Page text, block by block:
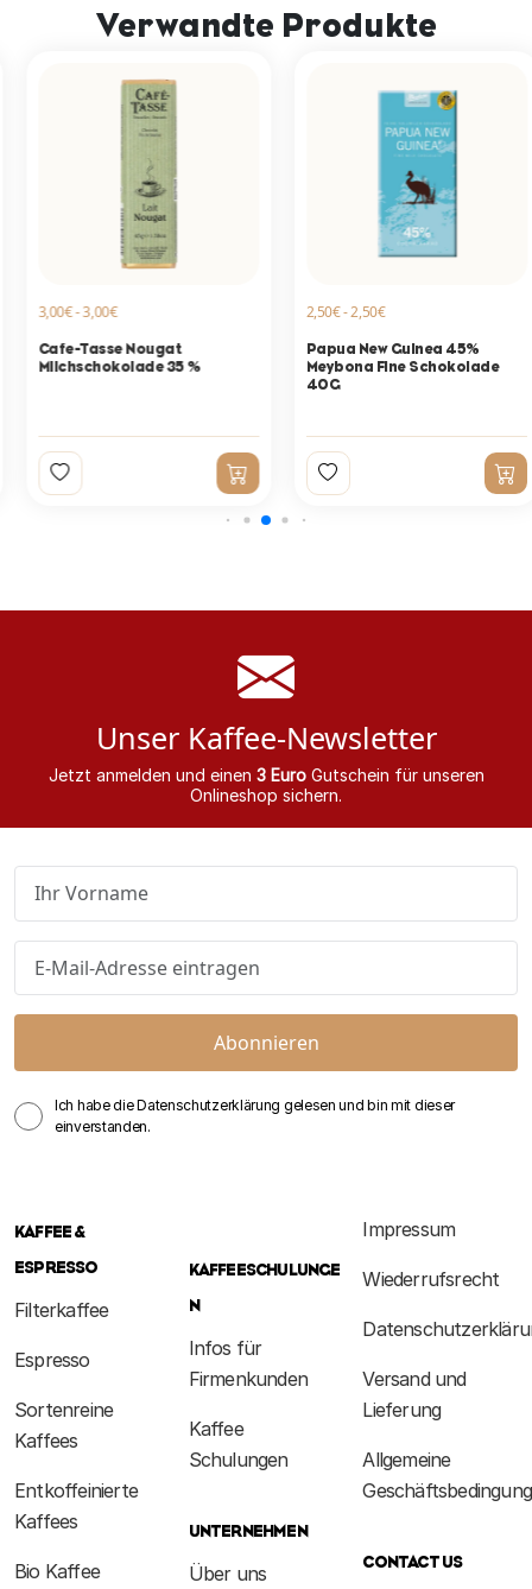
Verwandte Produkte
3,00€ - 3,00€
Cafe-Tasse Nougat
Milchschokolade 35 %
2,50€ - 2,50€
Papua New Guinea 45%
Meybona Fine Schokolade
40G
Unser Kaffee-Newsletter
Jetzt anmelden und einen 3 EuroGutschein für unseren
Onlineshop sichern.
Abonnieren
Ich habe die Datenschutzerklärung gelesen und bin mit dieser
einverstanden.
KAFFEE &
ESPRESSO
Filterkaffee
Espresso
Sortenreine
Kaffees
Entkoffeinierte
Kaffees
Bio Kaffee
KAFFEESCHULUNGE
N
Infos für
Firmenkunden
Kaffee
Schulungen
UNTERNEHMEN
Über uns
Impressum
Wiederrufsrecht
Versand und
Lieferung
Allgemeine
CONTACT US